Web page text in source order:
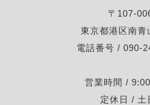
〒107-
東京都港区南青
電話番号 / 090-
営業時間 /
定休日 / 土